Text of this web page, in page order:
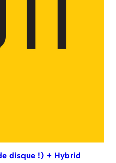
disque !) + Hybrid